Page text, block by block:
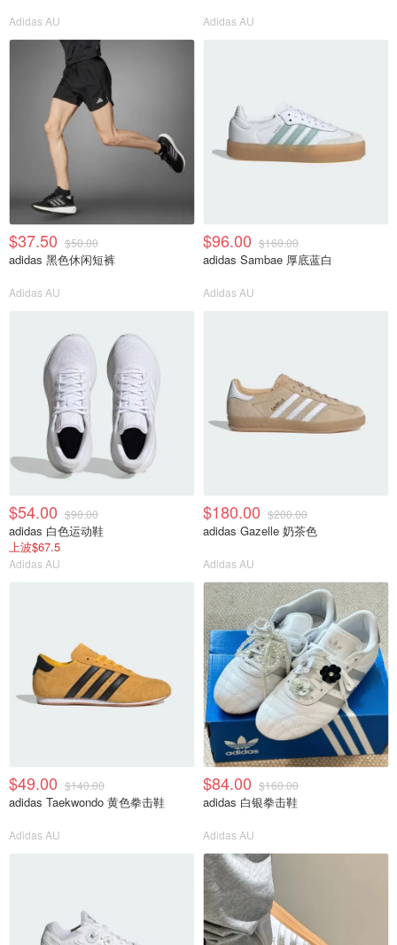
Adidas AU Adidas AU
$37.50 $50.00
adidas 黑色休闲短裤
Adidas AU
$96.00 $160.00
adidas Sambae 厚底蓝白
Adidas AU
$54.00 $90.00
adidas 白色运动鞋
上波$67.5
Adidas AU
$180.00 $200.00
adidas Gazelle 奶茶色
Adidas AU
$49.00 $140.00
adidas Taekwondo 黄色拳击鞋
Adidas AU
$84.00 $160.00
adidas 白银拳击鞋
Adidas AU